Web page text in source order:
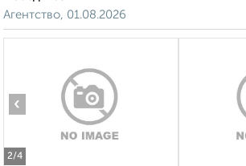
Агентство, 01.08.2026
2/4
‹